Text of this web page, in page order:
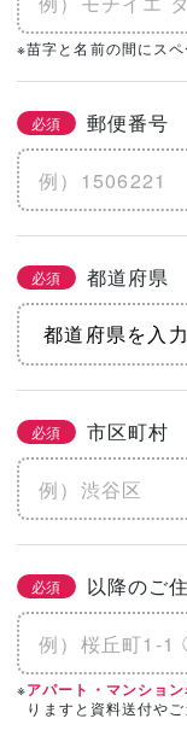
※苗字と名前の間にスペ
必須 郵便番号
必須 都道府県
必須 市区町村
必須 以降のご
※アパート・マンショ
りますと資料送付や